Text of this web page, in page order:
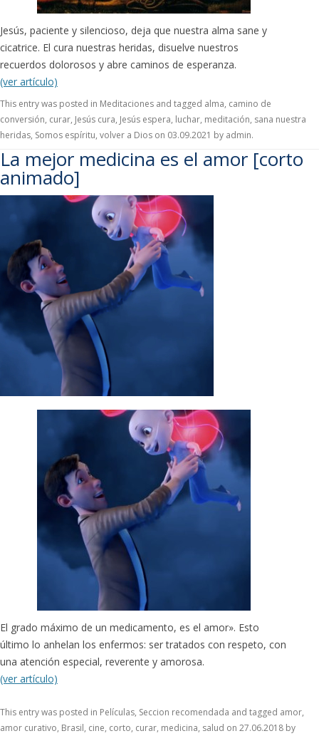
Jesús, paciente y silencioso, deja que nuestra alma sane y
cicatrice. El cura nuestras heridas, disuelve nuestros
recuerdos dolorosos y abre caminos de esperanza.
(ver artículo)
This entry was posted in Meditaciones and tagged alma, camino de
conversión, curar, Jesús cura, Jesús espera, luchar, meditación, sana nuestra
heridas, Somos espíritu, volver a Dios on 03.09.2021 by admin.
La mejor medicina es el amor [corto
animado]
El grado máximo de un medicamento, es el amor». Esto
último lo anhelan los enfermos: ser tratados con respeto, con
una atención especial, reverente y amorosa.
(ver artículo)
This entry was posted in Películas, Seccion recomendada and tagged amor,
amor curativo, Brasil, cine, corto, curar, medicina, salud on 27.06.2018 by